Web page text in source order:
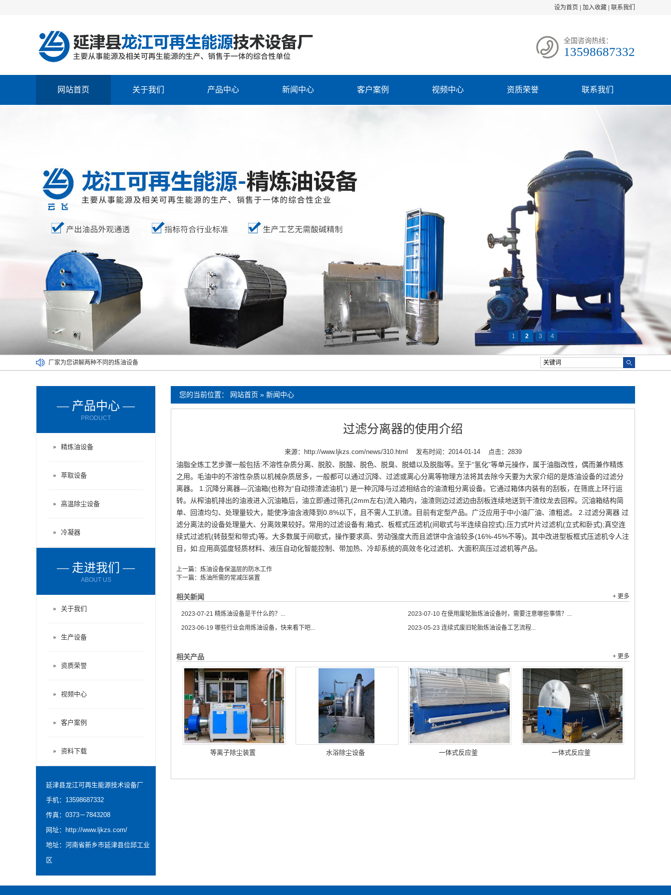
设为首页 加入收藏 联系我们
全国咨询热线：
13598687332
网站首页 关于我们 产品中心 新闻中心 客户案例 视频中心 资质荣誉 联系我们
1 2 3 4
废塑料炼油设备满足了不同人的需求
废轮胎炼油设备使用时要注意减压设备
您的当前位置： 网站首页 » 新闻中心
过滤分离器的使用介绍
来源： http://www.ljkzs.com/news/310.html 发布时间：2014-01-14 点击：2839
油脂全炼工艺步骤一般包括:不溶性杂质分离、脱胶、脱酸、脱色、脱臭、脱蜡以及脱脂等。至于“氢化”等单元操作，属于油脂改性，偶而兼作精炼
之用。毛油中的不溶性杂质以机械杂质居多，一般都可以通过沉降、过滤或离心分离等物理方法将其去除今天要为大家介绍的是炼油设备的过滤分
离器。 1.沉降分离器—沉油箱(也称为“自动捞渣滤油机”) 是一种沉降与过滤相结合的油渣粗分离设备。它通过箱体内装有的刮板，在筛底上环行运
转。从榨油机排出的油液进入沉油箱后，油立即通过筛孔(2mm左右)流入箱内，油渣则边过滤边由刮板连续地送到干渣纹龙去回榨。沉油箱结构简
单、回渣均匀、处理量较大，能使净油含液降到0.8%以下，且不需人工扒渣。目前有定型产品。广泛应用于中小油厂油、渣粗滤。 2.过滤分离器 过
滤分离法的设备处理量大、分离效果较好。常用的过滤设备有;箱式、板框式压滤机(间歇式与半连续自控式);压力式叶片过滤机(立式和卧式);真空连
续式过滤机(转鼓型和带式)等。大多数属于间歇式，操作要求高、劳动强度大而且滤饼中含油较多(16%-45%不等)。其中改进型板框式压滤机令人注
目，如:应用高弧度轻质材料、液压自动化智能控制、带加热、冷却系统的高效冬化过滤机、大面积高压过滤机等产品。
上一篇： 炼油设备保温层的防水工作
下一篇： 炼油所需的常减压装置
相关新闻 + 更多
2023-07-21 精炼油设备是干什么的？... 2023-07-10 在使用废轮胎炼油设备时，需要注意哪些事情？...
2023-06-19 哪些行业会用炼油设备，快来看下吧... 2023-05-23 连续式废旧轮胎炼油设备工艺流程...
相关产品 + 更多
等离子除尘装置 水浴除尘设备 一体式反应釜 一体式反应釜
— 产品中心 —
PRODUCT
精炼油设备
萃取设备
高温除尘设备
冷凝器
— 走进我们 —
ABOUT US
关于我们
生产设备
资质荣誉
视频中心
客户案例
资料下载
延津县龙江可再生能源技术设备厂
手机：13598687332
传真：0373－7843208
网址：
http://www.ljkzs.com/
地址：河南省新乡市延津县位邱工业
区